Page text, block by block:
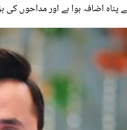
اضافہ ہوا ہے اور مداحوں کی